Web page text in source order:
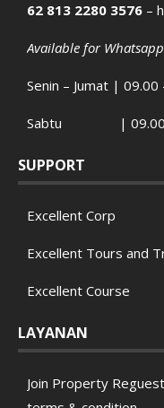
62 813 2280 3576 –
Available for
Senin – Jumat | 09.00
Sabtu | 09.00 –
SUPPORT
Excellent Corp
Excellent Tours and
Excellent Course
LAYANAN
Join Property Reguest